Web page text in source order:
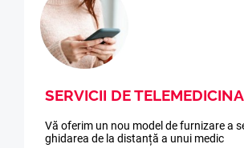
SERVICII DE TELEMEDICINA
Vă oferim un nou model de furnizare a
ghidarea de la distanță a unui medic